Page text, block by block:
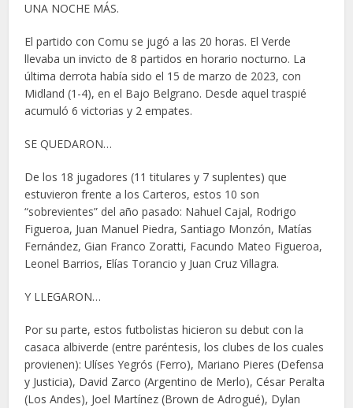
UNA NOCHE MÁS.
El partido con Comu se jugó a las 20 horas. El Verde
llevaba un invicto de 8 partidos en horario nocturno. La
última derrota había sido el 15 de marzo de 2023, con
Midland (1-4), en el Bajo Belgrano. Desde aquel traspié
acumuló 6 victorias y 2 empates.
SE QUEDARON…
De los 18 jugadores (11 titulares y 7 suplentes) que
estuvieron frente a los Carteros, estos 10 son
“sobrevientes” del año pasado: Nahuel Cajal, Rodrigo
Figueroa, Juan Manuel Piedra, Santiago Monzón, Matías
Fernández, Gian Franco Zoratti, Facundo Mateo Figueroa,
Leonel Barrios, Elías Torancio y Juan Cruz Villagra.
Y LLEGARON…
Por su parte, estos futbolistas hicieron su debut con la
casaca albiverde (entre paréntesis, los clubes de los cuales
provienen): Ulíses Yegrós (Ferro), Mariano Pieres (Defensa
y Justicia), David Zarco (Argentino de Merlo), César Peralta
(Los Andes), Joel Martínez (Brown de Adrogué), Dylan